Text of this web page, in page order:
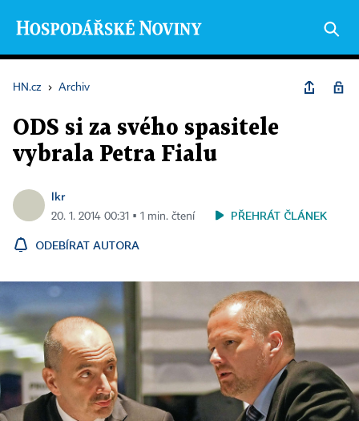
HN.cz › Archiv
ODS si za svého spasitele
vybrala Petra Fialu
lkr
20. 1. 2014 00:31 ▪ 1 min. čtení PŘEHRÁT ČLÁNEK
ODEBÍRAT AUTORA